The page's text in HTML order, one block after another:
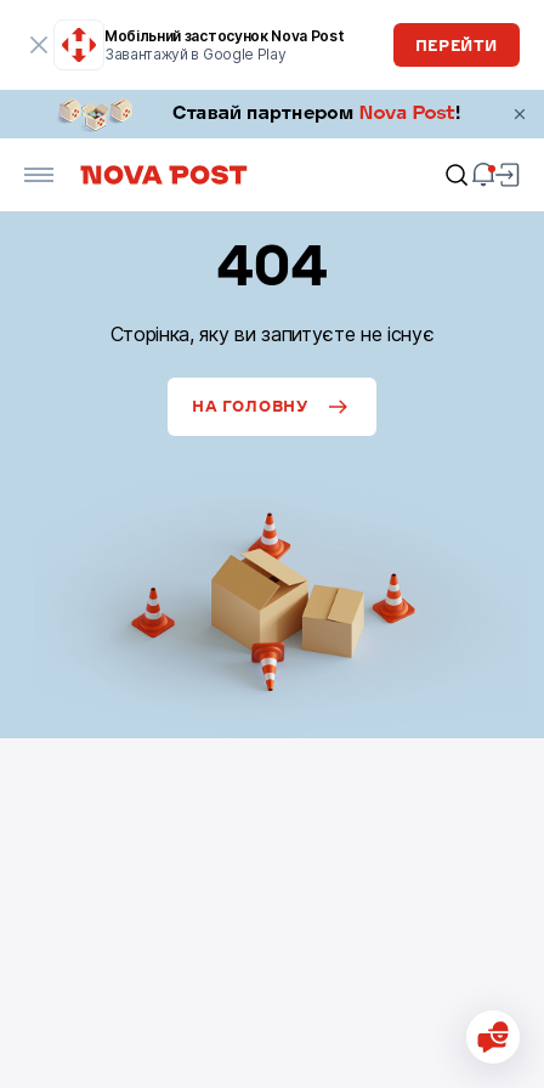
Мобільний застосунок Nova Post
Завантажуй в Google Play
ПЕРЕЙТИ
404
Сторінка, яку ви запитуєте не існує
НА ГОЛОВНУ